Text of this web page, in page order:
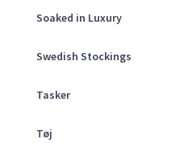
Soaked in Luxury
Swedish Stockings
Tasker
Tøj